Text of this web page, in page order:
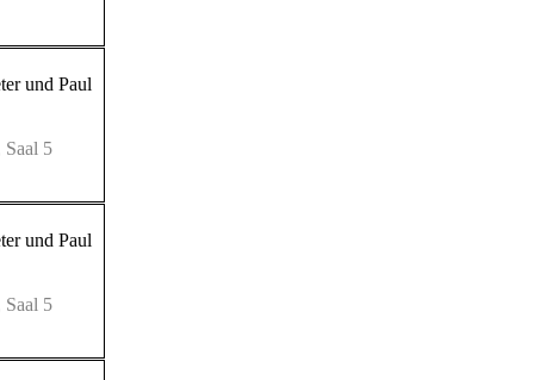
und Paul
Saal 5
und Paul
Saal 5